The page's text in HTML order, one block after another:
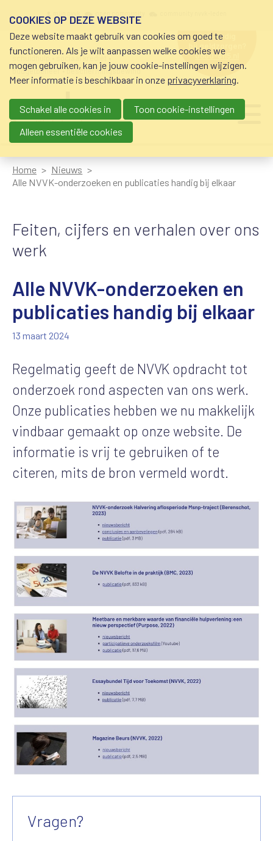
schuldhulp • sociaal krediet •
budgetbeheer • beschermingsbewind
hulp nodig
bij geldzorgen?
0800-8115.nl
Main navigation
Home
Nieuws
Alle NVVK-onderzoeken en publicaties handig bij elkaar
Feiten, cijfers en verhalen over ons
werk
Alle NVVK-onderzoeken en
publicaties handig bij elkaar
13 maart 2024
Regelmatig geeft de NVVK opdracht tot
onderzoek rond aspecten van ons werk.
Onze publicaties hebben we nu makkelijk
vindbaar gemaakt op onze website. De
informatie is vrij te gebruiken of te
citeren, mits de bron vermeld wordt.
Vragen?
COOKIES OP DEZE WEBSITE
Deze website maakt gebruik van cookies om goed te
functioneren. Als je wilt aanpassen welke cookies we
mogen gebruiken, kan je jouw cookie-instellingen wijzigen.
Meer informatie is beschikbaar in onze privacyverklaring.
Schakel alle cookies in
Toon cookie-instellingen
Alleen essentiële cookies